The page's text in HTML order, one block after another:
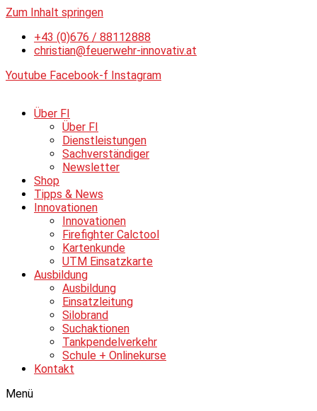
Zum Inhalt springen
+43 (0)676 / 88112888
christian@feuerwehr-innovativ.at
Youtube Facebook-f Instagram
Über FI
Über FI
Dienstleistungen
Sachverständiger
Newsletter
Shop
Tipps & News
Innovationen
Innovationen
Firefighter Calctool
Kartenkunde
UTM Einsatzkarte
Ausbildung
Ausbildung
Einsatzleitung
Silobrand
Suchaktionen
Tankpendelverkehr
Schule + Onlinekurse
Kontakt
Menü